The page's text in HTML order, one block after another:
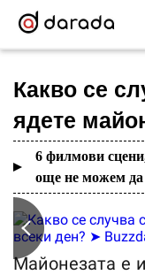
Какво се
ядете
6 филмови
още не можем да
Майонезата е